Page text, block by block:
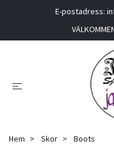
E-postadress:
Hem Skor Boots